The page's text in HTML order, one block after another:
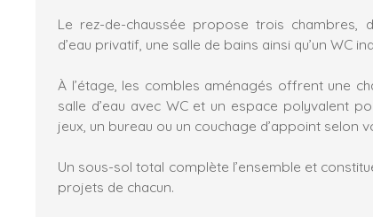
Le rez-de-chaussée propose trois chambres,
d’eau privatif, une salle de bains ainsi qu’un WC
À l’étage, les combles aménagés offrent une
salle d’eau avec WC et un espace polyvalent
jeux, un bureau ou un couchage d’appoint selon
Un sous-sol total complète l’ensemble et
projets de chacun.